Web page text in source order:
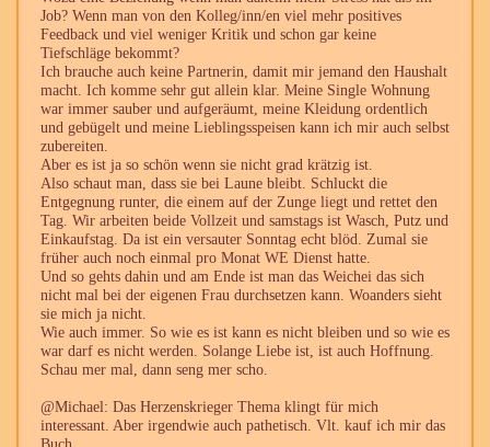
Job? Wenn man von den Kolleg/inn/en viel mehr positives
Feedback und viel weniger Kritik und schon gar keine
Tiefschläge bekommt?
Ich brauche auch keine Partnerin, damit mir jemand den Haushalt
macht. Ich komme sehr gut allein klar. Meine Single Wohnung
war immer sauber und aufgeräumt, meine Kleidung ordentlich
und gebügelt und meine Lieblingsspeisen kann ich mir auch selbst
zubereiten.
Aber es ist ja so schön wenn sie nicht grad krätzig ist.
Also schaut man, dass sie bei Laune bleibt. Schluckt die
Entgegnung runter, die einem auf der Zunge liegt und rettet den
Tag. Wir arbeiten beide Vollzeit und samstags ist Wasch, Putz und
Einkaufstag. Da ist ein versauter Sonntag echt blöd. Zumal sie
früher auch noch einmal pro Monat WE Dienst hatte.
Und so gehts dahin und am Ende ist man das Weichei das sich
nicht mal bei der eigenen Frau durchsetzen kann. Woanders sieht
sie mich ja nicht.
Wie auch immer. So wie es ist kann es nicht bleiben und so wie es
war darf es nicht werden. Solange Liebe ist, ist auch Hoffnung.
Schau mer mal, dann seng mer scho.
@Michael: Das Herzenskrieger Thema klingt für mich
interessant. Aber irgendwie auch pathetisch. Vlt. kauf ich mir das